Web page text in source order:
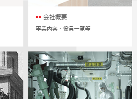
会社概要
事業内容・役員一覧等